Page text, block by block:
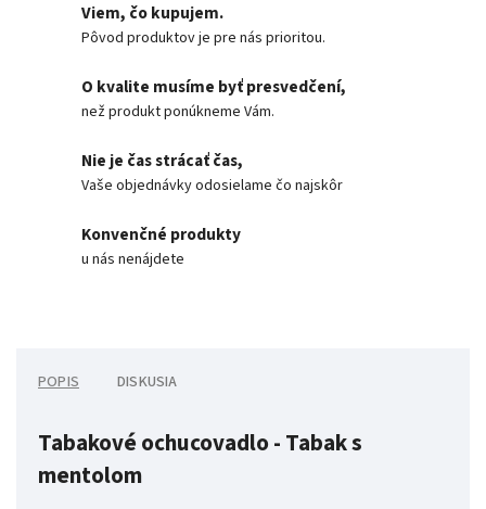
Viem, čo kupujem.
Pôvod produktov je pre nás prioritou.
O kvalite musíme byť presvedčení,
než produkt ponúkneme Vám.
Nie je čas strácať čas,
Vaše objednávky odosielame čo najskôr
Konvenčné produkty
u nás nenájdete
POPIS DISKUSIA
Tabakové ochucovadlo - Tabak s
mentolom